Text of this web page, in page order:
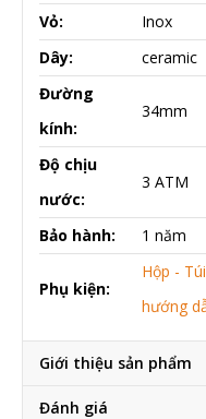
Vỏ:
Inox
Dây:
ceramic
Đường
kính:
34mm
Độ chịu
nước:
3 ATM
Bảo hành: 1 năm
Phụ kiện:
Hộp -
hướng
Giới thiệu sản phẩm
Đánh giá